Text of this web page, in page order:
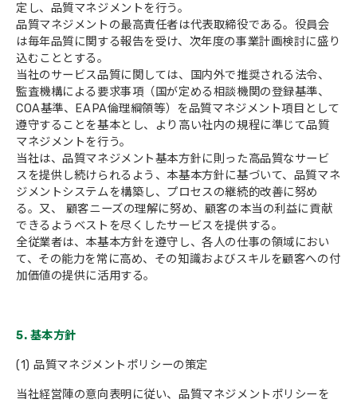
定し、品質マネジメントを行う。
品質マネジメントの最高責任者は代表取締役である。役員会
は毎年品質に関する報告を受け、次年度の事業計画検討に盛り
込むこととする。
当社のサービス品質に関しては、国内外で推奨される法令、
監査機構による要求事項（国が定める相談機関の登録基準、
COA基準、EAPA倫理綱領等）を品質マネジメント項目として
遵守することを基本とし、より高い社内の規程に準じて品質
マネジメントを行う。
当社は、品質マネジメント基本方針に則った高品質なサービ
スを提供し続けられるよう、本基本方針に基づいて、品質マネ
ジメントシステムを構築し、プロセスの継続的改善に努め
る。又、 顧客ニーズの理解に努め、顧客の本当の利益に貢献
できるようベストを尽くしたサービスを提供する。
全従業者は、本基本方針を遵守し、各人の仕事の領域におい
て、その能力を常に高め、その知識およびスキルを顧客への付
加価値の提供に活用する。
5. 基本方針
(1) 品質マネジメントポリシーの策定
当社経営陣の意向表明に従い、品質マネジメントポリシーを